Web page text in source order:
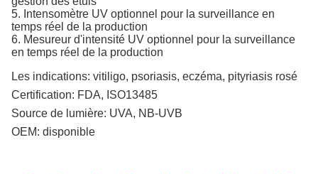
5. Intensomètre UV optionnel pour la surveillance en
temps réel de la production
6. Mesureur d'intensité UV optionnel pour la surveillance
en temps réel de la production
Les indications: vitiligo, psoriasis, eczéma, pityriasis rosé
Certification: FDA, ISO13485
Source de lumière: UVA, NB-UVB
OEM: disponible